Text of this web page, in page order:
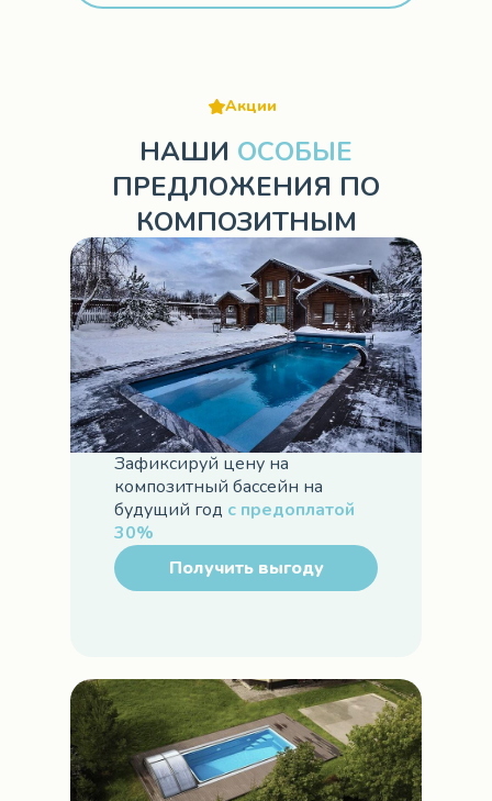
НАШИ ОСОБЫЕ
ПРЕДЛОЖЕНИЯ ПО
КОМПОЗИТНЫМ
БАССЕЙНАМ
Акции
Зафиксируй цену на
композитный бассейн на
будущий год с предоплатой
30%
Получить выгоду